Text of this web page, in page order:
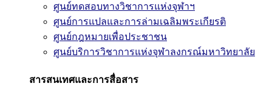
ศูนย์ทดสอบทางวิชาการแห่งจุฬาฯ
ศูนย์การแปลและการล่ามเฉลิมพระเกียรติ
ศูนย์กฎหมายเพื่อประชาชน
ศูนย์บริการวิชาการแห่งจุฬาลงกรณ์มหาวิทยาลัย
สารสนเทศและการสื่อสาร